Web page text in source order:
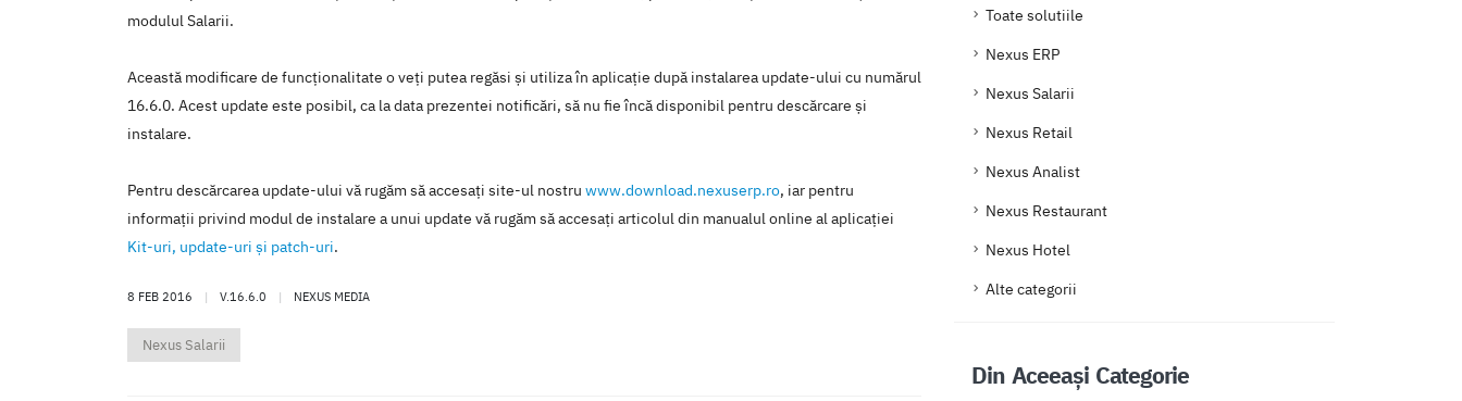
modulul Salarii.
Această modificare de funcţionalitate o veţi putea regăsi şi utiliza în aplicaţie după instalarea update-ului cu numărul
16.6.0. Acest update este posibil, ca la data prezentei notificări, să nu fie încă disponibil pentru descărcare şi
instalare.
Pentru descărcarea update-ului vă rugăm să accesaţi site-ul nostru www.download.nexuserp.ro, iar pentru
informaţii privind modul de instalare a unui update vă rugăm să accesaţi articolul din manualul online al aplicaţiei
Kit-uri, update-uri şi patch-uri.
8 FEB 2016 | V.16.6.0 | NEXUS MEDIA
Nexus Salarii
Toate solutiile
Nexus ERP
Nexus Salarii
Nexus Retail
Nexus Analist
Nexus Restaurant
Nexus Hotel
Alte categorii
Din Aceeași Categorie